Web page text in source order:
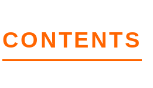
CONTENTS